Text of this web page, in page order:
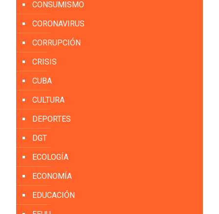
CONSUMISMO
CORONAVIRUS
CORRUPCIÓN
CRISIS
CUBA
CULTURA
DEPORTES
DGT
ECOLOGÍA
ECONOMÍA
EDUCACIÓN